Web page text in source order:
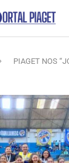
PIAGET NOS